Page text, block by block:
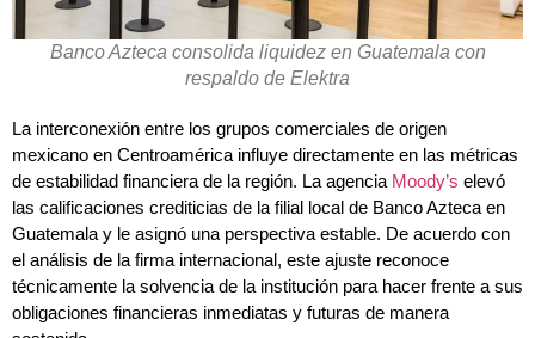
Banco Azteca consolida liquidez en Guatemala con
respaldo de Elektra
La interconexión entre los grupos comerciales de origen
mexicano en Centroamérica influye directamente en las métricas
de estabilidad financiera de la región. La agencia Moody’s elevó
las calificaciones crediticias de la filial local de Banco Azteca en
Guatemala y le asignó una perspectiva estable. De acuerdo con
el análisis de la firma internacional, este ajuste reconoce
técnicamente la solvencia de la institución para hacer frente a sus
obligaciones financieras inmediatas y futuras de manera